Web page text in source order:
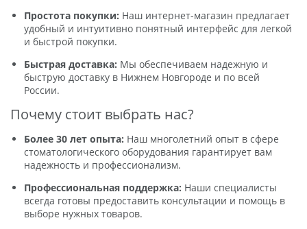
Простота покупки: Наш интернет-магазин предлагает
удобный и интуитивно понятный интерфейс для легкой
и быстрой покупки.
Быстрая доставка: Мы обеспечиваем надежную и
быструю доставку в Нижнем Новгороде и по всей
России.
Почему стоит выбрать нас?
Более 30 лет опыта: Наш многолетний опыт в сфере
стоматологического оборудования гарантирует вам
надежность и профессионализм.
Профессиональная поддержка: Наши специалисты
всегда готовы предоставить консультации и помощь в
выборе нужных товаров.